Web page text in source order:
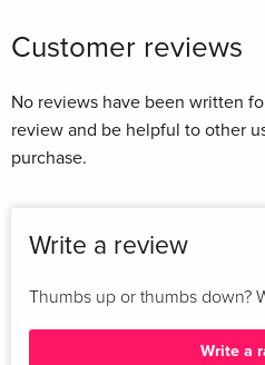
Customer reviews
No reviews have been written
review and be helpful to other
purchase.
Write a review
Thumbs up or thumbs down?
Write a